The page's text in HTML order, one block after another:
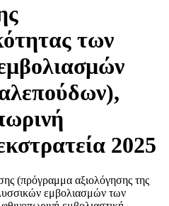
των
2025